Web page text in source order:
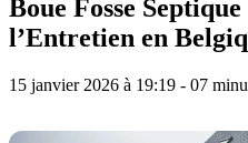
Boue Fosse
l’Entretien en
15 janvier 2026 à 19:19 - 07